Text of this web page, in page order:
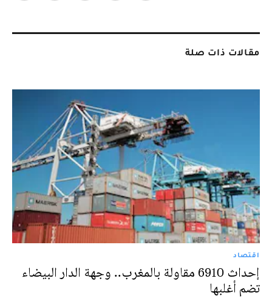
مقالات ذات صلة
اقتصاد
إحداث 6910 مقاولة بالمغرب.. وجهة الدار البيضاء
تضم أغلبها